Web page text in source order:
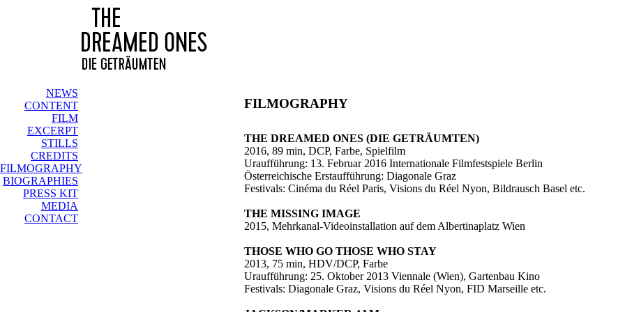
NEWS
CONTENT
FILM
EXCERPT
STILLS
CREDITS
FILMOGRAPHY
BIOGRAPHIES
PRESS KIT
MEDIA
CONTACT
FILMOGRAPHY
THE DREAMED ONES (DIE GETRÄUMTEN)
2016, 89 min, DCP, Farbe, Spielfilm
Uraufführung: 13. Februar 2016 Internationale Filmfestspiele Berlin
Österreichische Erstaufführung: Diagonale Graz
Festivals: Cinéma du Réel Paris, Visions du Réel Nyon, Bildrausch Basel etc.
THE MISSING IMAGE
2015, Mehrkanal-Videoinstallation auf dem Albertinaplatz Wien
THOSE WHO GO THOSE WHO STAY
2013, 75 min, HDV/DCP, Farbe
Uraufführung: 25. Oktober 2013 Viennale (Wien), Gartenbau Kino
Festivals: Diagonale Graz, Visions du Réel Nyon, FID Marseille etc.